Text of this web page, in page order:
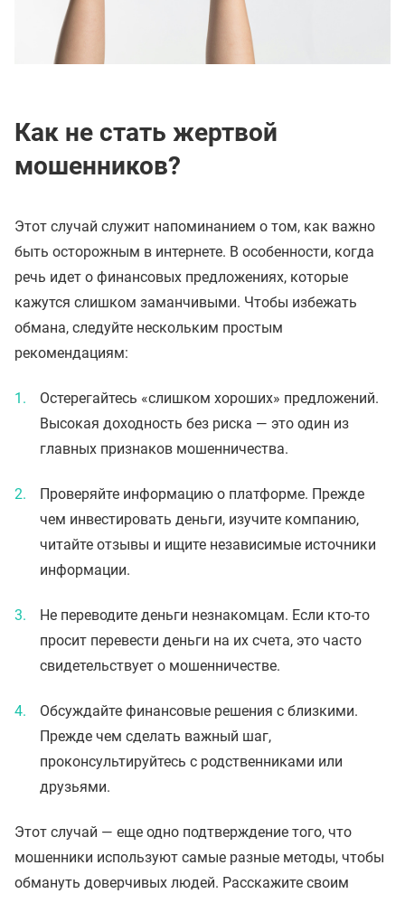
Как не стать жертвой
мошенников?
Этот случай служит напоминанием о том, как важно
быть осторожным в интернете. В особенности, когда
речь идет о финансовых предложениях, которые
кажутся слишком заманчивыми. Чтобы избежать
обмана, следуйте нескольким простым
рекомендациям:
Остерегайтесь «слишком хороших» предложений.
Высокая доходность без риска — это один из
главных признаков мошенничества.
Проверяйте информацию о платформе. Прежде
чем инвестировать деньги, изучите компанию,
читайте отзывы и ищите независимые источники
информации.
Не переводите деньги незнакомцам. Если кто-то
просит перевести деньги на их счета, это часто
свидетельствует о мошенничестве.
Обсуждайте финансовые решения с близкими.
Прежде чем сделать важный шаг,
проконсультируйтесь с родственниками или
друзьями.
Этот случай — еще одно подтверждение того, что
мошенники используют самые разные методы, чтобы
обмануть доверчивых людей. Расскажите своим